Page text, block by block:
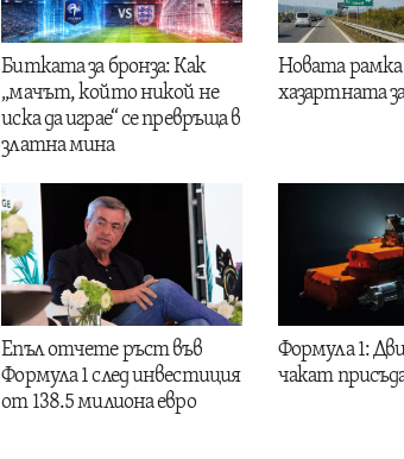
Битката за бронза: Как
„мачът, който никой не
иска да играе“ се превръща в
златна мина
Новата
хазартната
Епъл отчете ръст във
Формула 1 след инвестиция
от 138.5 милиона евро
Формула 1:
чакат